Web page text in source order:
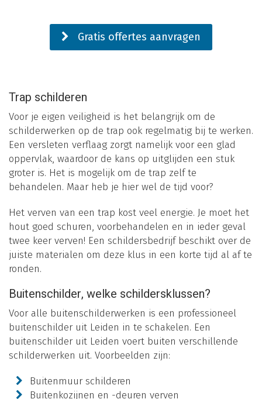
Gratis offertes aanvragen
Trap schilderen
Voor je eigen veiligheid is het belangrijk om de
schilderwerken op de trap ook regelmatig bij te werken.
Een versleten verflaag zorgt namelijk voor een glad
oppervlak, waardoor de kans op uitglijden een stuk
groter is. Het is mogelijk om de trap zelf te
behandelen. Maar heb je hier wel de tijd voor?
Het verven van een trap kost veel energie. Je moet het
hout goed schuren, voorbehandelen en in ieder geval
twee keer verven! Een schildersbedrijf beschikt over de
juiste materialen om deze klus in een korte tijd al af te
ronden.
Buitenschilder, welke schildersklussen?
Voor alle buitenschilderwerken is een professioneel
buitenschilder uit Leiden in te schakelen. Een
buitenschilder uit Leiden voert buiten verschillende
schilderwerken uit. Voorbeelden zijn:
Buitenmuur schilderen
Buitenkozijnen en -deuren verven